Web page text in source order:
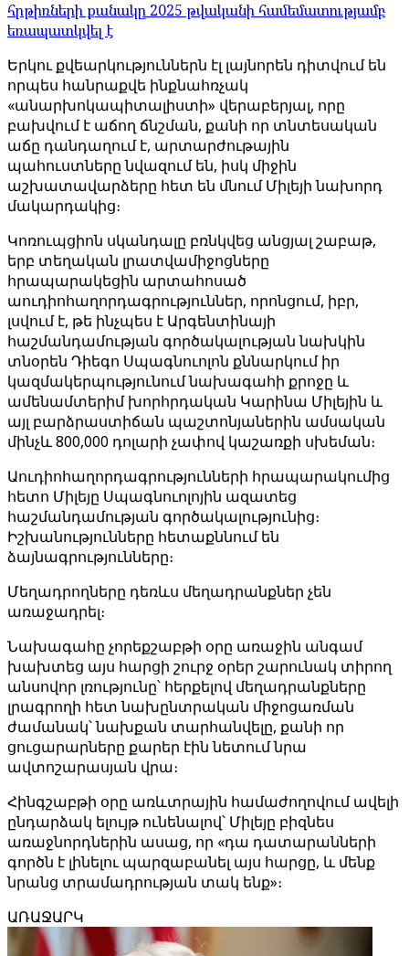
հրթիռների քանակը 2025 թվականի համեմատությամբ
եռապատկվել է
Երկու քվեարկություններն էլ լայնորեն դիտվում են
որպես հանրաքվե ինքնահռչակ
«անարխոկապիտալիստի» վերաբերյալ, որը
բախվում է աճող ճնշման, քանի որ տնտեսական
աճը դանդաղում է, արտարժութային
պահուստները նվազում են, իսկ միջին
աշխատավարձերը հետ են մնում Միլեյի նախորդ
մակարդակից։
Կոռուպցիոն սկանդալը բռնկվեց անցյալ շաբաթ,
երբ տեղական լրատվամիջոցները
հրապարակեցին արտահոսած
աուդիոհաղորդագրություններ, որոնցում, իբր,
լսվում է, թե ինչպես է Արգենտինայի
հաշմանդամության գործակալության նախկին
տնօրեն Դիեգո Սպագնուոլոն քննարկում իր
կազմակերպությունում նախագահի քրոջը և
ամենամտերիմ խորհրդական Կարինա Միլեյին և
այլ բարձրաստիճան պաշտոնյաներին ամսական
մինչև 800,000 դոլարի չափով կաշառքի սխեման։
Աուդիոհաղորդագրությունների հրապարակումից
հետո Միլեյը Սպագնուոլոյին ազատեց
հաշմանդամության գործակալությունից։
Իշխանությունները հետաքննում են
ձայնագրությունները։
Մեղադրողները դեռևս մեղադրանքներ չեն
առաջադրել։
Նախագահը չորեքշաբթի օրը առաջին անգամ
խախտեց այս հարցի շուրջ օրեր շարունակ տիրող
անսովոր լռությունը՝ հերքելով մեղադրանքները
լրագրողի հետ նախընտրական միջոցառման
ժամանակ՝ նախքան տարհանվելը, քանի որ
ցուցարարները քարեր էին նետում նրա
ավտոշարասյան վրա։
Հինգշաբթի օրը առևտրային համաժողովում ավելի
ընդարձակ ելույթ ունենալով՝ Միլեյը բիզնես
առաջնորդներին ասաց, որ «դա դատարանների
գործն է լինելու պարզաբանել այս հարցը, և մենք
նրանց տրամադրության տակ ենք»։
ԱՌԱՋԱՐԿ